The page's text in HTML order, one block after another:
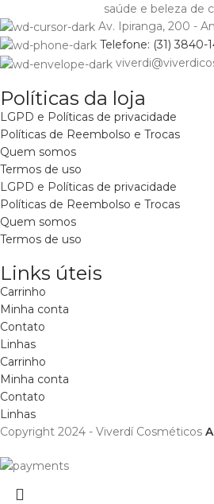
saúde e beleza de
Av. Ipiranga, 200 -
Telefone: (31) 3840-
Políticas da loja
LGPD e Políticas de privacidade
Políticas de Reembolso e Trocas
Quem somos
Termos de uso
LGPD e Políticas de privacidade
Políticas de Reembolso e Trocas
Quem somos
Termos de uso
Links úteis
Carrinho
Minha conta
Contato
Linhas
Carrinho
Minha conta
Contato
Linhas
Copyright 2024 - Viverdí Cosméticos